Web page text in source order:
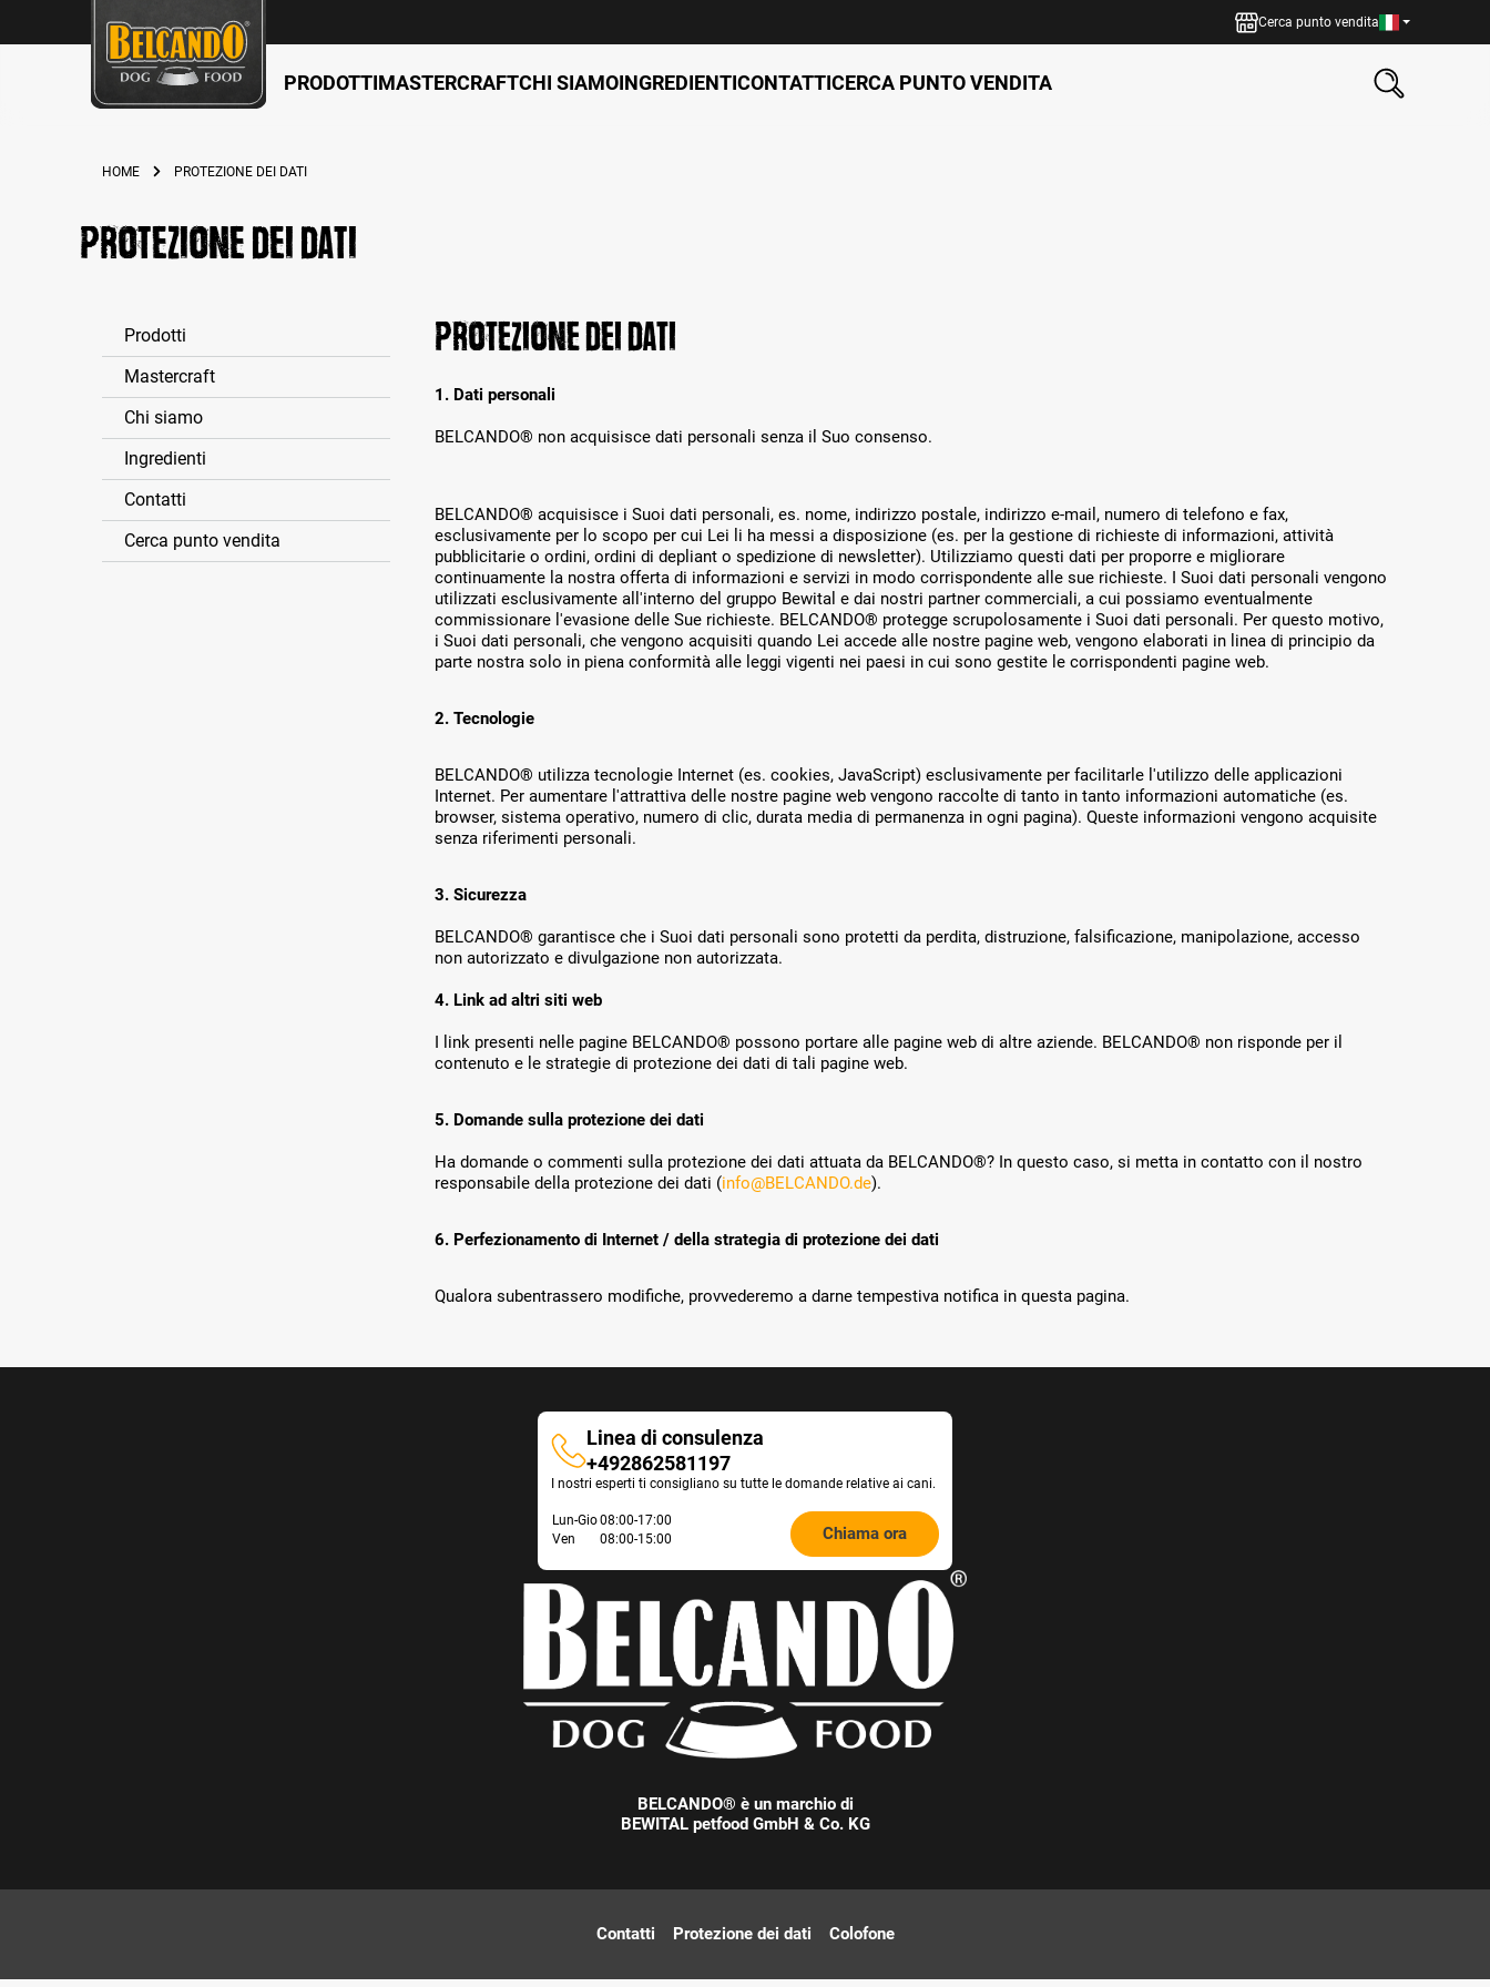
Cerca punto vendita
PRODOTTIMASTERCRAFTCHI SIAMOINGREDIENTICONTATTICERCA PUNTO VENDITA
HOME PROTEZIONE DEI DATI
Protezione dei dati
Prodotti
Mastercraft
Chi siamo
Ingredienti
Contatti
Cerca punto vendita
Protezione dei dati
1. Dati personali
BELCANDO® non acquisisce dati personali senza il Suo consenso.
BELCANDO® acquisisce i Suoi dati personali, es. nome, indirizzo postale, indirizzo e-mail, numero di telefono e fax,
esclusivamente per lo scopo per cui Lei li ha messi a disposizione (es. per la gestione di richieste di informazioni, attività
pubblicitarie o ordini, ordini di depliant o spedizione di newsletter). Utilizziamo questi dati per proporre e migliorare
continuamente la nostra offerta di informazioni e servizi in modo corrispondente alle sue richieste. I Suoi dati personali vengono
utilizzati esclusivamente all'interno del gruppo Bewital e dai nostri partner commerciali, a cui possiamo eventualmente
commissionare l'evasione delle Sue richieste. BELCANDO® protegge scrupolosamente i Suoi dati personali. Per questo motivo,
i Suoi dati personali, che vengono acquisiti quando Lei accede alle nostre pagine web, vengono elaborati in linea di principio da
parte nostra solo in piena conformità alle leggi vigenti nei paesi in cui sono gestite le corrispondenti pagine web.
2. Tecnologie
BELCANDO® utilizza tecnologie Internet (es. cookies, JavaScript) esclusivamente per facilitarle l'utilizzo delle applicazioni
Internet. Per aumentare l'attrattiva delle nostre pagine web vengono raccolte di tanto in tanto informazioni automatiche (es.
browser, sistema operativo, numero di clic, durata media di permanenza in ogni pagina). Queste informazioni vengono acquisite
senza riferimenti personali.
3. Sicurezza
BELCANDO® garantisce che i Suoi dati personali sono protetti da perdita, distruzione, falsificazione, manipolazione, accesso
non autorizzato e divulgazione non autorizzata.
4. Link ad altri siti web
I link presenti nelle pagine BELCANDO® possono portare alle pagine web di altre aziende. BELCANDO® non risponde per il
contenuto e le strategie di protezione dei dati di tali pagine web.
5. Domande sulla protezione dei dati
Ha domande o commenti sulla protezione dei dati attuata da BELCANDO®? In questo caso, si metta in contatto con il nostro
responsabile della protezione dei dati (info@BELCANDO.de).
6. Perfezionamento di Internet / della strategia di protezione dei dati
Qualora subentrassero modifiche, provvederemo a darne tempestiva notifica in questa pagina.
Linea di consulenza
Linea
di
consulenza
+492862581197
I nostri esperti ti consigliano su tutte le domande relative ai cani.
Öffnungszeiten
Lun-Gio08:00-17:00
Ven
08:00-15:00 Chiama ora
BELCANDO® è un marchio di
BEWITAL petfood GmbH & Co. KG
Contatti Protezione dei dati Colofone